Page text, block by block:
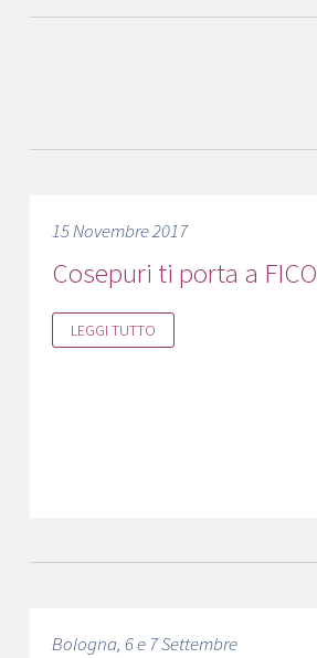
15 Novembre 2017
Cosepuri ti porta a FICO
LEGGI TUTTO
Bologna, 6 e 7 Settembre